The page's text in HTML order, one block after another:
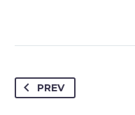
PREV